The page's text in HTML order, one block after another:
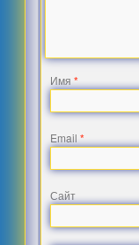
Имя*
Email*
Сайт